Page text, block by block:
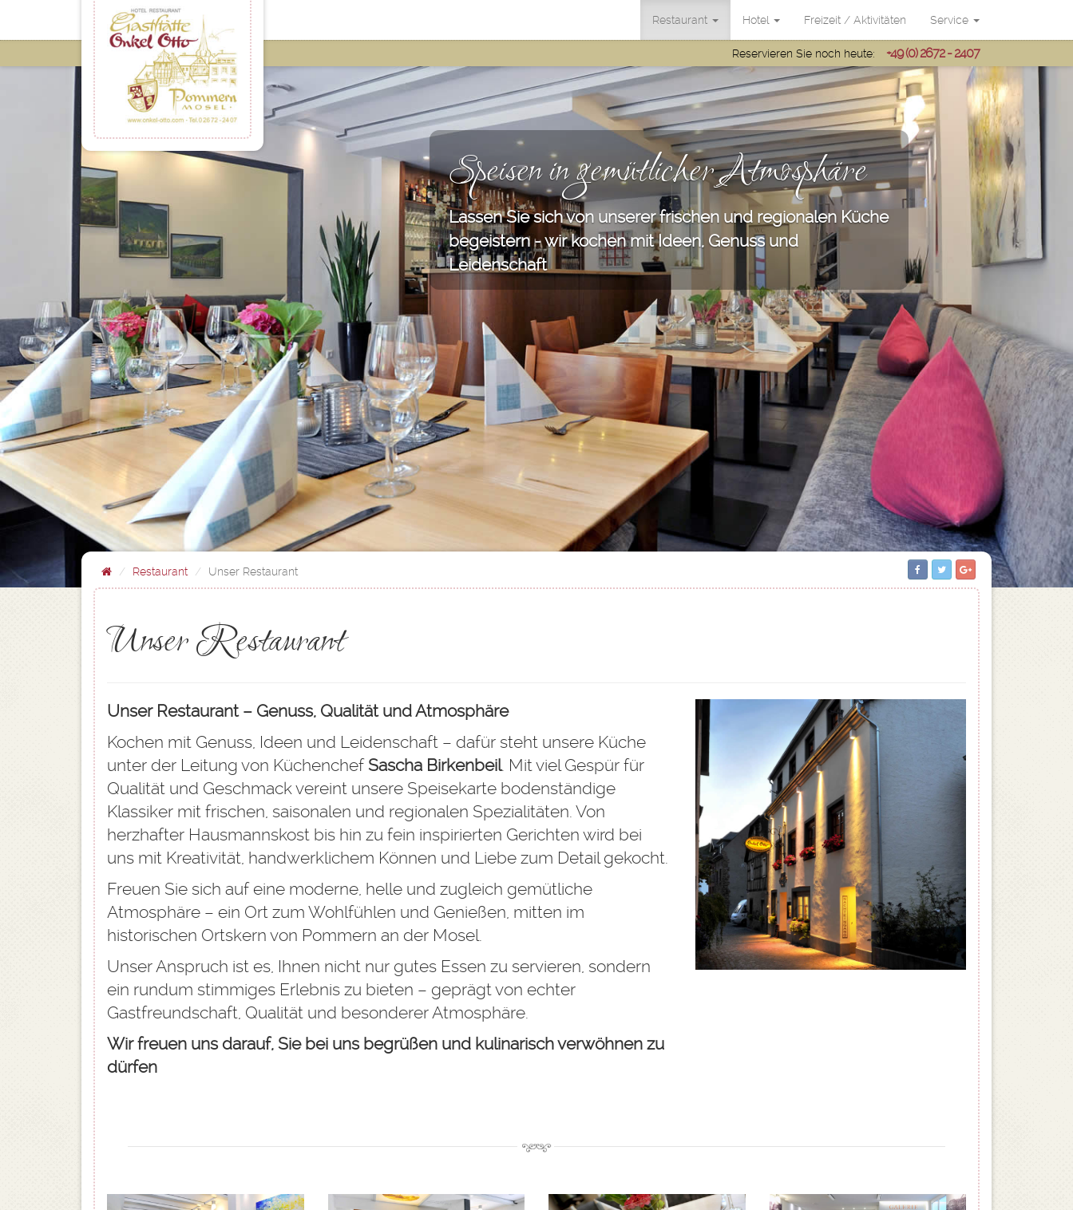
überspringen
Restaurant Hotel Freizeit / Aktivitäten Service
Reservieren Sie noch heute: +49 (0) 2672 - 2407
Speisen in gemütlicher Atmosphäre
Lassen Sie sich von unserer frischen und regionalen Küche
begeistern - wir kochen mit Ideen, Genuss und
Leidenschaft
Restaurant Unser Restaurant
Unser Restaurant
Unser Restaurant – Genuss, Qualität und Atmosphäre
Kochen mit Genuss, Ideen und Leidenschaft – dafür steht unsere Küche
unter der Leitung von KüchenchefSascha Birkenbeil. Mit viel Gespür für
Qualität und Geschmack vereint unsere Speisekarte bodenständige
Klassiker mit frischen, saisonalen und regionalen Spezialitäten. Von
herzhafter Hausmannskost bis hin zu fein inspirierten Gerichten wird bei
uns mit Kreativität, handwerklichem Können und Liebe zum Detail gekocht.
Freuen Sie sich auf eine moderne, helle und zugleich gemütliche
Atmosphäre – ein Ort zum Wohlfühlen und Genießen, mitten im
historischen Ortskern von Pommern an der Mosel.
Unser Anspruch ist es, Ihnen nicht nur gutes Essen zu servieren, sondern
ein rundum stimmiges Erlebnis zu bieten – geprägt von echter
Gastfreundschaft, Qualität und besonderer Atmosphäre.
Wir freuen uns darauf, Sie bei uns begrüßen und kulinarisch verwöhnen zu
dürfen